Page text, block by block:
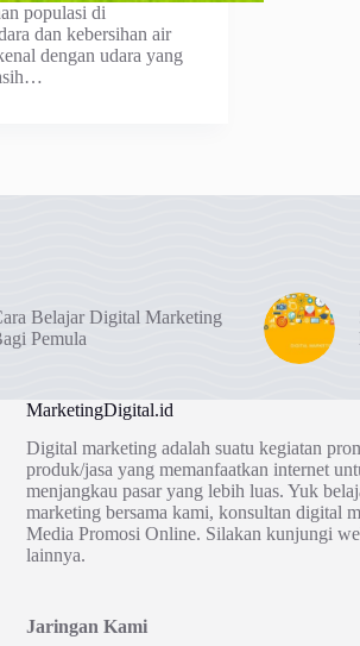
populasi di
dan kebersihan air
dengan udara yang
Belajar Digital Marketing
Pemula
MarketingDigital.id
Digital marketing adalah suatu kegiatan
produk/jasa yang memanfaatkan internet
menjangkau pasar yang lebih luas. Yuk
marketing bersama kami, konsultan digital
Media Promosi Online. Silakan kunjungi
lainnya.
Jaringan Kami